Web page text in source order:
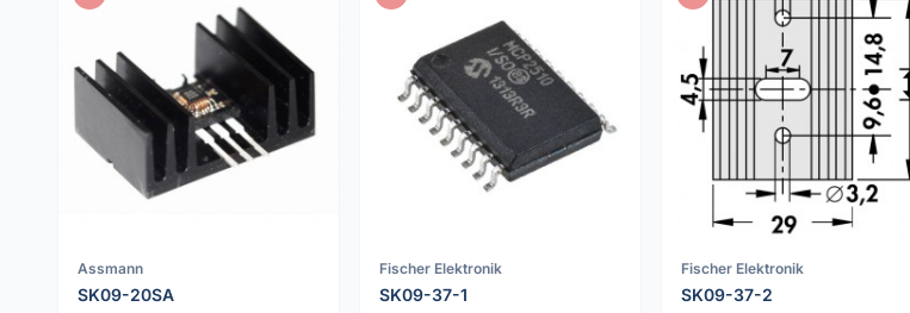
Assmann
SK09-20SA
Fischer Elektronik
SK09-37-1
Fischer Elektronik
SK09-37-2